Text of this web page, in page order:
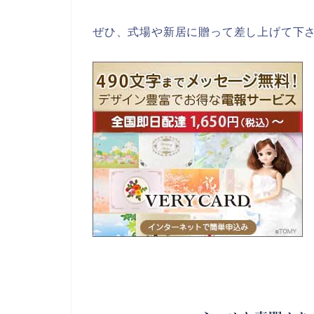
ぜひ、式場や新居に贈って差し上げて下